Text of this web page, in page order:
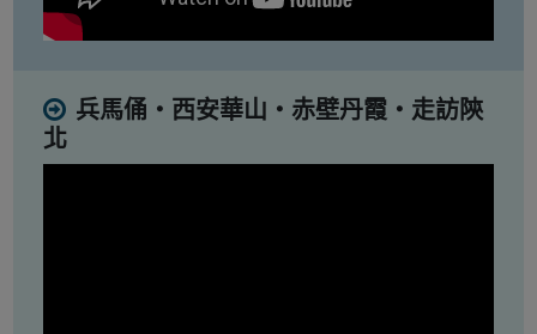
兵馬俑・西安華山・赤壁丹霞・走訪陝
北